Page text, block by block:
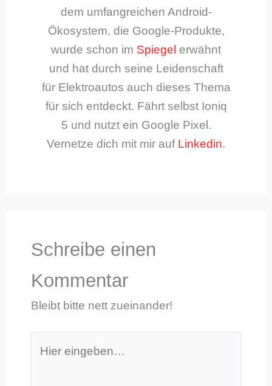
dem umfangreichen Android-
Ökosystem, die Google-Produkte,
wurde schon im Spiegel erwähnt
und hat durch seine Leidenschaft
für Elektroautos auch dieses Thema
für sich entdeckt. Fährt selbst Ioniq
5 und nutzt ein Google Pixel.
Vernetze dich mit mir auf Linkedin.
Schreibe einen
Kommentar
Bleibt bitte nett zueinander!
eingeben…